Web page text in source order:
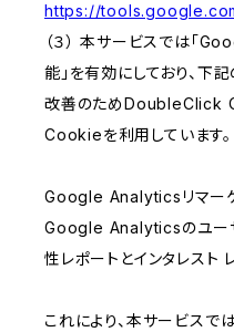
https://
（３） 本サービスでは「
能」を有効にしており、下
改善のためDoubleClick
Cookieを利用しています。
Google Analyticsリマー
Google Analyticsのユー
性レポートとインタレスト
これにより、本サービス